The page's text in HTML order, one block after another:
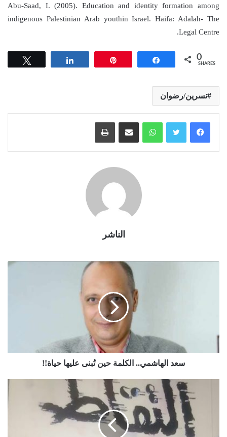
Abu-Saad, I. (2005). Education and identity formation among
indigenous Palestinian Arab youthin Israel. Haifa: Adalah- The
Legal Centre.
Share 0
SHARES
نسرين/رضوان
واتساب مشاركة عبر البريد طباعة
الناشر
سعد الهاشمي.. الكلمة حين تُبنى عليها حياة!!